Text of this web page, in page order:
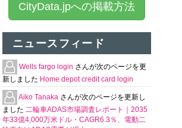
CityData.jpへの掲載方法
ニュースフィード
Wells fargo login さんが次のページを更
新しました Home depot credit card login
Aiko Tanaka さんが次のページを更新し
ました 二輪車ADAS市場調査レポート｜2035
年33億4,000万米ドル・CAGR6.3％、電動二